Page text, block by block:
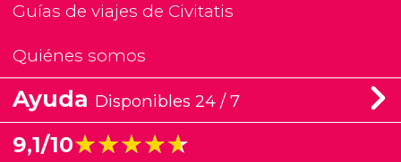
Guías de viajes de Civitatis
Quiénes somos
Ayuda Disponibles 24 / 7
9,1/10★★★★★
★★★★★